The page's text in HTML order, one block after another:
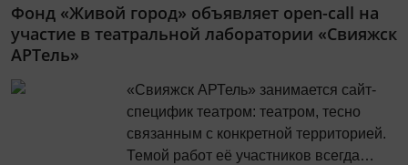
Фонд «Живой город» объявляет open-call на
участие в театральной лаборатории «Свияжск
АРТель»
«Свияжск АРТель» занимается сайт-
специфик театром: театром, тесно
связанным с конкретной территорией.
Темой работ её участников всегда